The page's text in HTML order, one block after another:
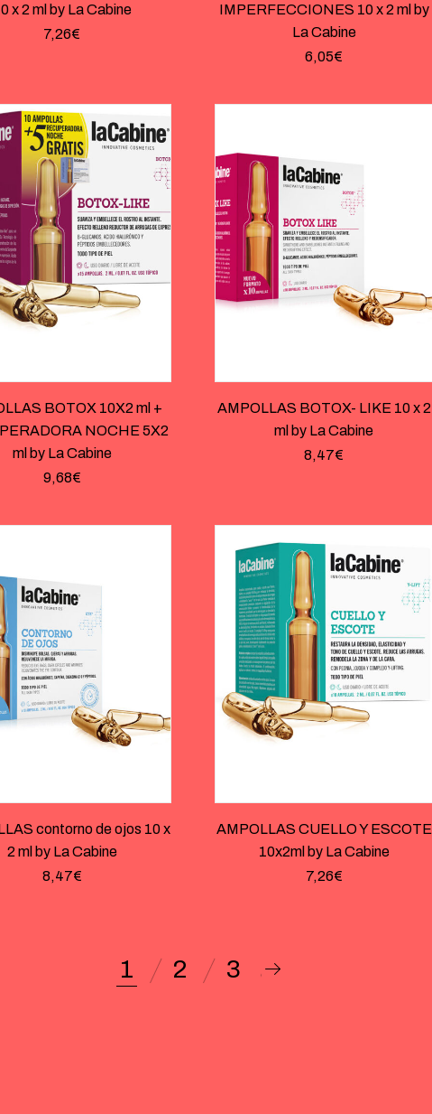
x 2 ml by La Cabine
7,26€
IMPERFECCIONES 10 x 2 ml by
La Cabine
6,05€
BOTOX 10X2 ml +
NOCHE 5X2
ml by La Cabine
9,68€
AMPOLLAS BOTOX- LIKE 10 x 2
ml by La Cabine
8,47€
contorno de ojos 10 x
2 ml by La Cabine
8,47€
AMPOLLAS CUELLO Y ESCOTE
10x2ml by La Cabine
7,26€
1 2 3